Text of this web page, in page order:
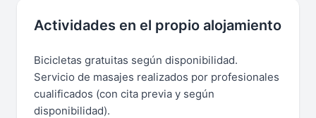
Actividades en el propio alojamiento
Bicicletas gratuitas según disponibilidad.
Servicio de masajes realizados por profesionales
cualificados (con cita previa y según
disponibilidad).